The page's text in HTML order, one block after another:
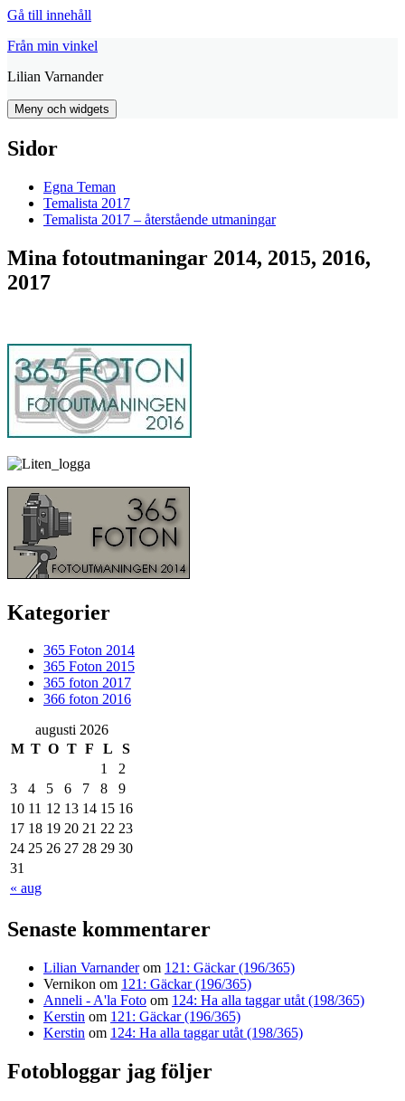
Gå till innehåll
Från min vinkel
Lilian Varnander
Meny och widgets
Sidor
Egna Teman
Temalista 2017
Temalista 2017 – återstående utmaningar
Mina fotoutmaningar 2014, 2015, 2016,
2017
Kategorier
365 Foton 2014
365 Foton 2015
365 foton 2017
366 foton 2016
augusti 2026
M T O T F L S
« aug
1
2
3
4 5 6 7 8
9
10 11 12 13 14 15 16
17 18 19 20 21 22 23
24 25 26 27 28 29 30
31
Senaste kommentarer
Lilian Varnanderom 121: Gäckar (196/365)
Vernikon om 121: Gäckar (196/365)
Anneli - A'la Foto om 124: Ha alla taggar utåt (198/365)
Kerstin om 121: Gäckar (196/365)
Kerstin om 124: Ha alla taggar utåt (198/365)
Fotobloggar jag följer